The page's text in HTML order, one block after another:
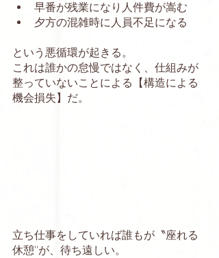
早番が残業になり人件費が嵩む
夕方の混雑時に人員不足になる
という悪循環が起きる。
これは誰かの怠慢ではなく、仕組みが
整っていないことによる【構造による
機会損失】だ。
立ち仕事をしていれば誰もが〝座れる
休憩″が、待ち遠しい。